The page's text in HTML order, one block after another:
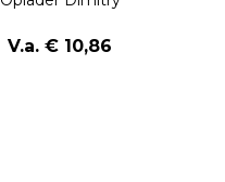
V.a. € 10,86